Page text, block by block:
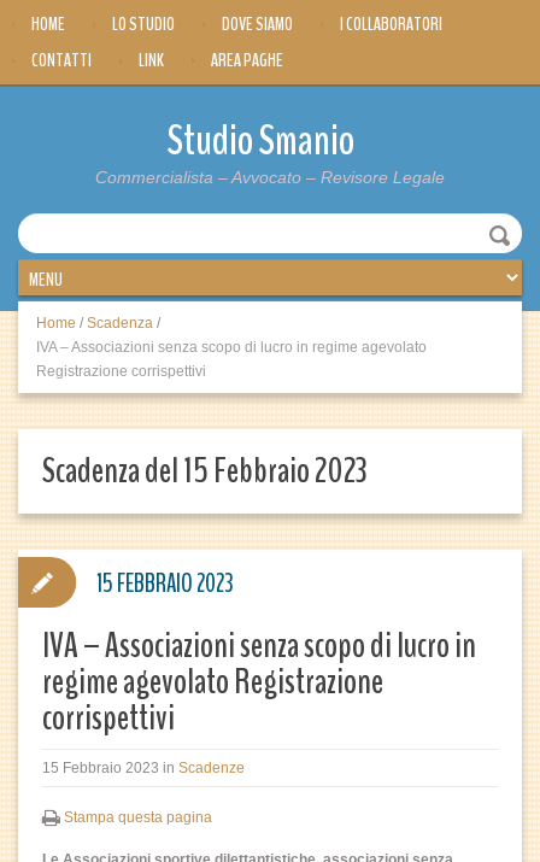
HOME LO STUDIO DOVE SIAMO
I COLLABORATORI
CONTATTI
LINK AREA PAGHE
Studio Smanio
Commercialista – Avvocato – Revisore Legale
Home / Scadenza /
IVA – Associazioni senza scopo di lucro in regime agevolato
Registrazione corrispettivi
Scadenza del 15 Febbraio 2023
IVA – Associazioni senza scopo di lucro in
regime agevolato Registrazione
corrispettivi
15 Febbraio 2023 in Scadenze
Stampa questa pagina
15 FEBBRAIO 2023